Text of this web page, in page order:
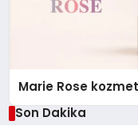
Marie Rose
Son Dakika